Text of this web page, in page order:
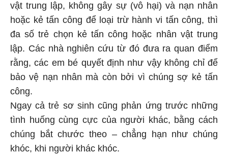
vật trung lập, không gây sự (vô hại) và nạn nhân
hoặc kẻ tấn công để loại trừ hành vi tấn công, thì
đa số trẻ chọn kẻ tấn công hoặc nhân vật trung
lập. Các nhà nghiên cứu từ đó đưa ra quan điểm
rằng, các em bé quyết định như vậy không chỉ để
bảo vệ nạn nhân mà còn bởi vì chúng sợ kẻ tấn
công.
Ngay cả trẻ sơ sinh cũng phản ứng trước những
tình huống cùng cực của người khác, bằng cách
chúng bắt chước theo – chẳng hạn như chúng
khóc, khi người khác khóc.